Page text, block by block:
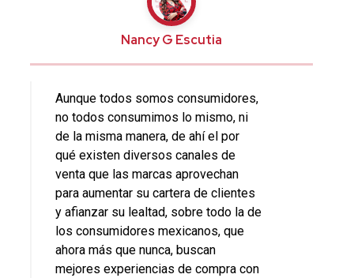
Nancy G Escutia
Aunque todos somos consumidores,
no todos consumimos lo mismo, ni
de la misma manera, de ahí el por
qué existen diversos canales de
venta que las marcas aprovechan
para aumentar su cartera de clientes
y afianzar su lealtad, sobre todo la de
los consumidores mexicanos, que
ahora más que nunca, buscan
mejores experiencias de compra con